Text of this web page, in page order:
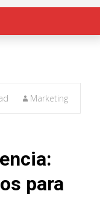
Marketing
para